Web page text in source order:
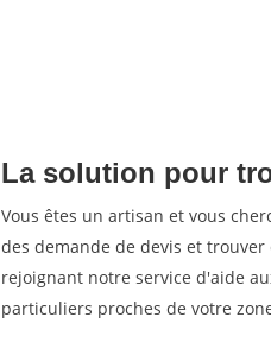
La solution pour
Vous êtes un artisan et vous
des demande de devis et
rejoignant notre service d'aide
particuliers proches de votre